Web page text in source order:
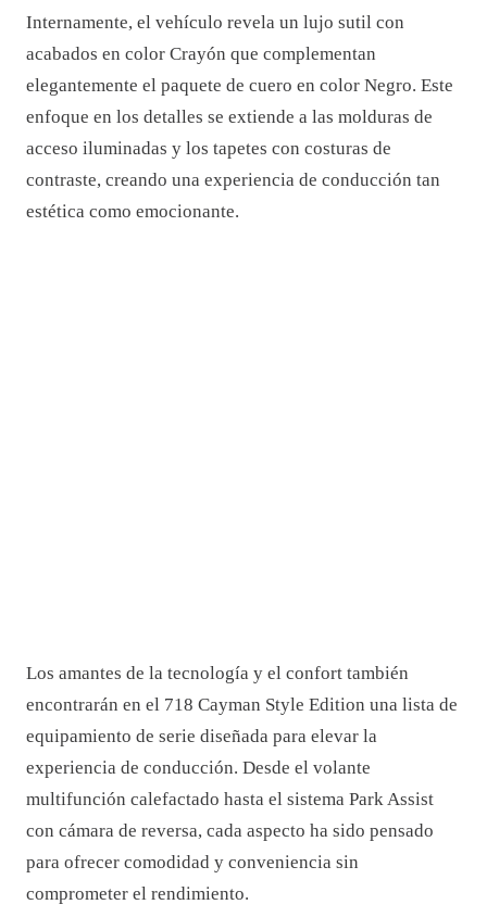
Internamente, el vehículo revela un lujo sutil con
acabados en color Crayón que complementan
elegantemente el paquete de cuero en color Negro. Este
enfoque en los detalles se extiende a las molduras de
acceso iluminadas y los tapetes con costuras de
contraste, creando una experiencia de conducción tan
estética como emocionante.
Los amantes de la tecnología y el confort también
encontrarán en el 718 Cayman Style Edition una lista de
equipamiento de serie diseñada para elevar la
experiencia de conducción. Desde el volante
multifunción calefactado hasta el sistema Park Assist
con cámara de reversa, cada aspecto ha sido pensado
para ofrecer comodidad y conveniencia sin
comprometer el rendimiento.